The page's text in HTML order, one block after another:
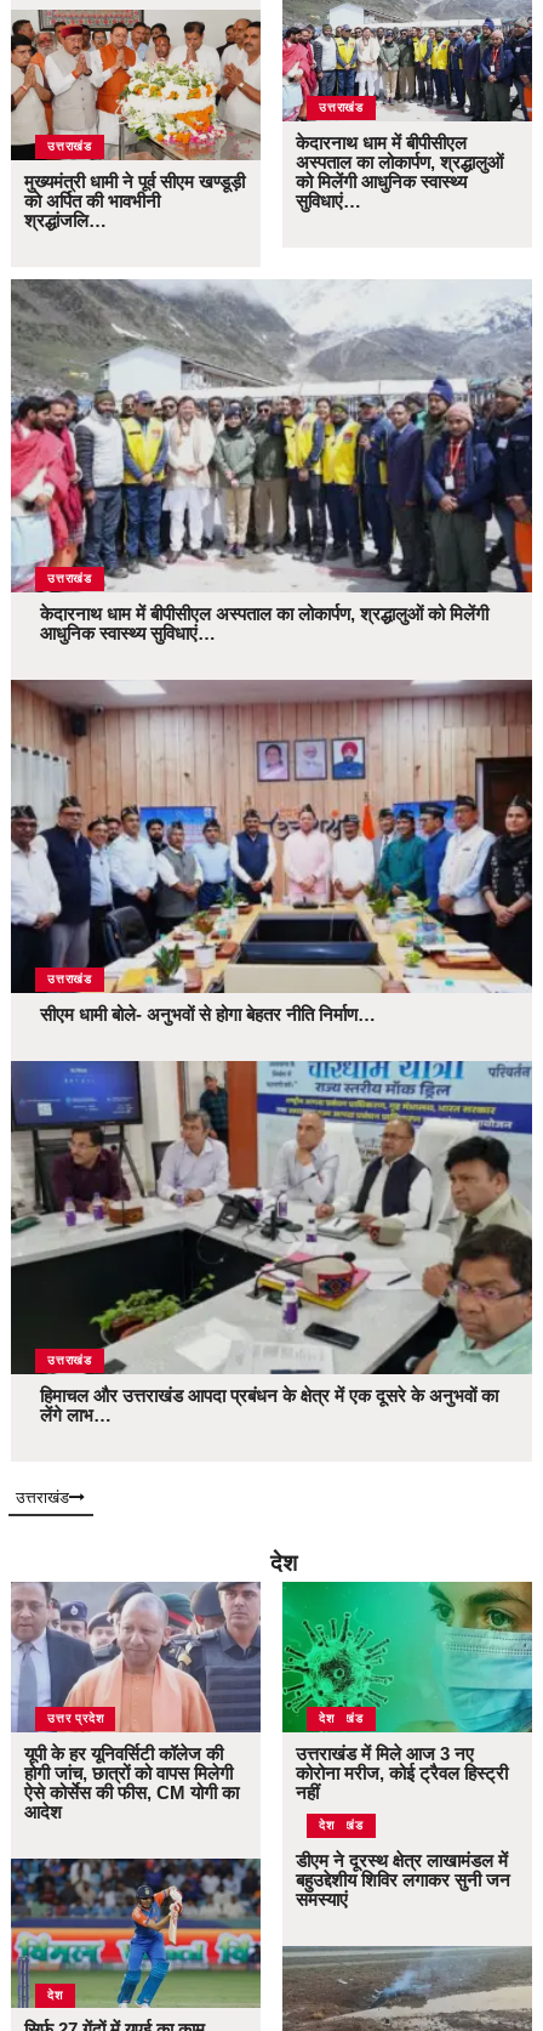
उत्तराखंड
मुख्यमंत्री धामी ने पूर्व सीएम खण्डूड़ी
को अर्पित की भावभीनी
श्रद्धांजलि…
उत्तराखंड
केदारनाथ धाम में बीपीसीएल
अस्पताल का लोकार्पण, श्रद्धालुओं
को मिलेंगी आधुनिक स्वास्थ्य
सुविधाएं…
उत्तराखंड
केदारनाथ धाम में बीपीसीएल अस्पताल का लोकार्पण, श्रद्धालुओं को मिलेंगी
आधुनिक स्वास्थ्य सुविधाएं…
उत्तराखंड
सीएम धामी बोले- अनुभवों से होगा बेहतर नीति निर्माण…
उत्तराखंड
हिमाचल और उत्तराखंड आपदा प्रबंधन के क्षेत्र में एक दूसरे के अनुभवों का
लेंगे लाभ…
उत्तराखंड
देश
उत्तर प्रदेश
यूपी के हर यूनिवर्सिटी कॉलेज की
होगी जांच, छात्रों को वापस मिलेगी
ऐसे कोर्सेस की फीस, CM योगी का
आदेश
देश
उत्तराखंड
देश
उत्तराखंड में मिले आज 3 नए
कोरोना मरीज, कोई ट्रैवल हिस्ट्री
नहीं
उत्तराखंड
देश
डीएम ने दूरस्थ क्षेत्र लाखामंडल में
बहुउद्देशीय शिविर लगाकर सुनी जन
समस्याएं